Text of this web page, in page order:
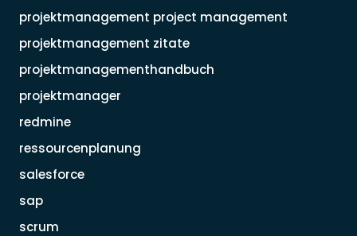
projektmanagement project management
projektmanagement zitate
projektmanagementhandbuch
projektmanager
redmine
ressourcenplanung
salesforce
sap
scrum